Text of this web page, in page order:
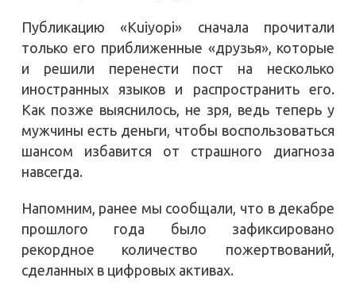
Публикацию «Kuiyopi» сначала прочитали
только его приближенные «друзья», которые
и решили перенести пост на несколько
иностранных языков и распространить его.
Как позже выяснилось, не зря, ведь теперь у
мужчины есть деньги, чтобы воспользоваться
шансом избавится от страшного диагноза
навсегда.
Напомним, ранее мы сообщали, что в декабре
прошлого года было зафиксировано
рекордное количество пожертвований,
сделанных в цифровых активах.